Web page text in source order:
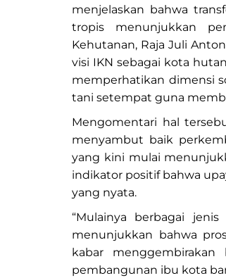
menjelaskan bahwa
tropis menunjukkan
Kehutanan, Raja Juli
visi IKN sebagai kota
memperhatikan dimensi
tani setempat guna
Mengomentari hal
menyambut baik
yang kini mulai
indikator positif bahwa
yang nyata.
“Mulainya berbagai
menunjukkan bahwa
kabar
pembangunan ibu kota